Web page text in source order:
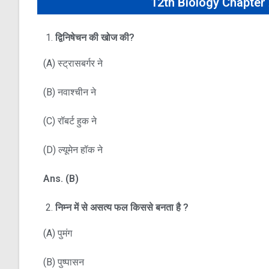
द्विनिषेचन की खोज की?
(A) स्ट्रासबर्गर ने
(B) नवाश्चीन ने
(C) रॉबर्ट हुक ने
(D) ल्यूमेन हॉक ने
Ans. (B)
निम्न में से असत्य फल किससे बनता है?
(A) पुमंग
(B) पुष्पासन